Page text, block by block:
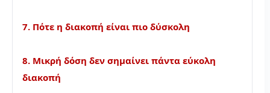
7. Πότε η διακοπή είναι πιο δύσκολη
8. Μικρή δόση δεν σημαίνει πάντα εύκολη
διακοπή